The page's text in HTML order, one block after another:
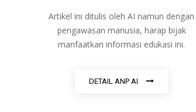
Artikel ini ditulis oleh AI namun dengan
pengawasan manusia, harap bijak
manfaatkan informasi edukasi ini.
DETAIL ANP AI